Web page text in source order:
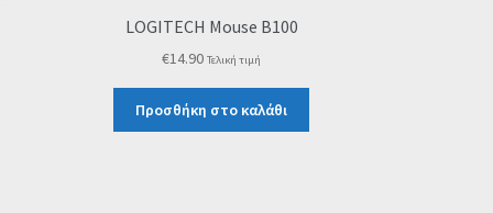
LOGITECH Mouse B100
€14.90 Τελική τιμή
Προσθήκη στο καλάθι